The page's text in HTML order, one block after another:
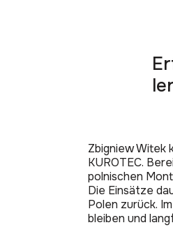
Zbigniew Witek
KUROTEC.
polnischen
Die Einsätze
Polen zurück.
bleiben und